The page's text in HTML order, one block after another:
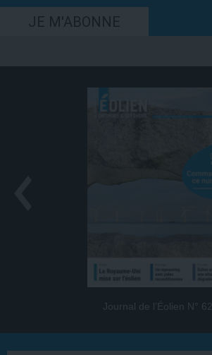
JE M'ABONNE
Journal de l’Éolien N° 62